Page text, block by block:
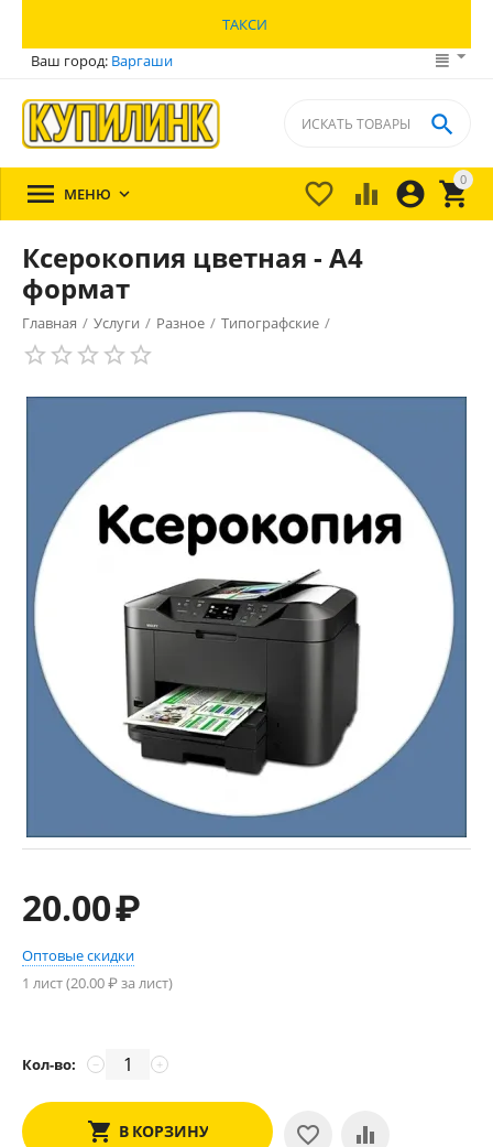
ТАКСИ
Ваш город: Варгаши
0


 

 МЕНЮ 
Ксерокопия цветная - А4
формат
Главная / Услуги / Разное / Типографские /
20.00₽
Оптовые скидки
1 лист (20.00₽ за лист)
Кол-во: +
−
В КОРЗИНУ